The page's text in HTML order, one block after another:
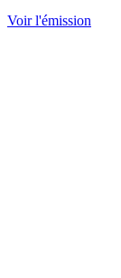
Voir l'émission